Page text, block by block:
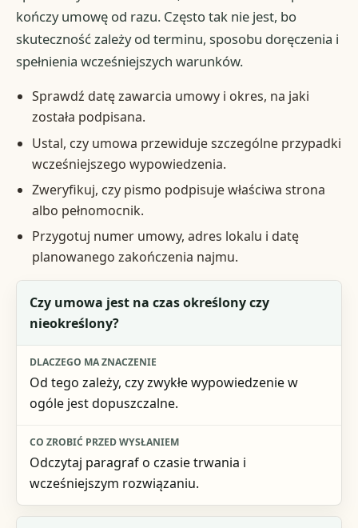
kończy umowę od razu. Często tak nie jest, bo
skuteczność zależy od terminu, sposobu doręczenia i
spełnienia wcześniejszych warunków.
Sprawdź datę zawarcia umowy i okres, na jaki
została podpisana.
Ustal, czy umowa przewiduje szczególne przypadki
wcześniejszego wypowiedzenia.
Zweryfikuj, czy pismo podpisuje właściwa strona
albo pełnomocnik.
Przygotuj numer umowy, adres lokalu i datę
planowanego zakończenia najmu.
Pytanie kontrolne
Co zrobić przed wysłaniem
Czy umowa jest na czas określony czy
nieokreślony?
Od tego zależy, czy zwykłe wypowiedzenie w
ogóle jest dopuszczalne.
Odczytaj paragraf o czasie trwania i
wcześniejszym rozwiązaniu.